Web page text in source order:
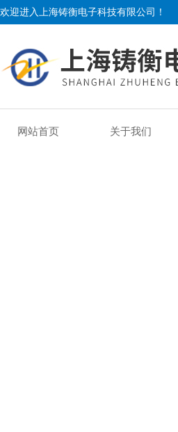
欢迎进入上海铸衡电子科技有限公司！
网站首页 关于我们